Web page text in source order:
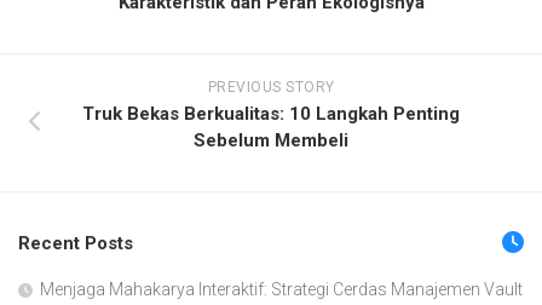
PREVIOUS STORY
Truk Bekas Berkualitas: 10 Langkah Penting
Sebelum Membeli
Recent Posts
Menjaga Mahakarya Interaktif: Strategi Cerdas Manajemen Vault